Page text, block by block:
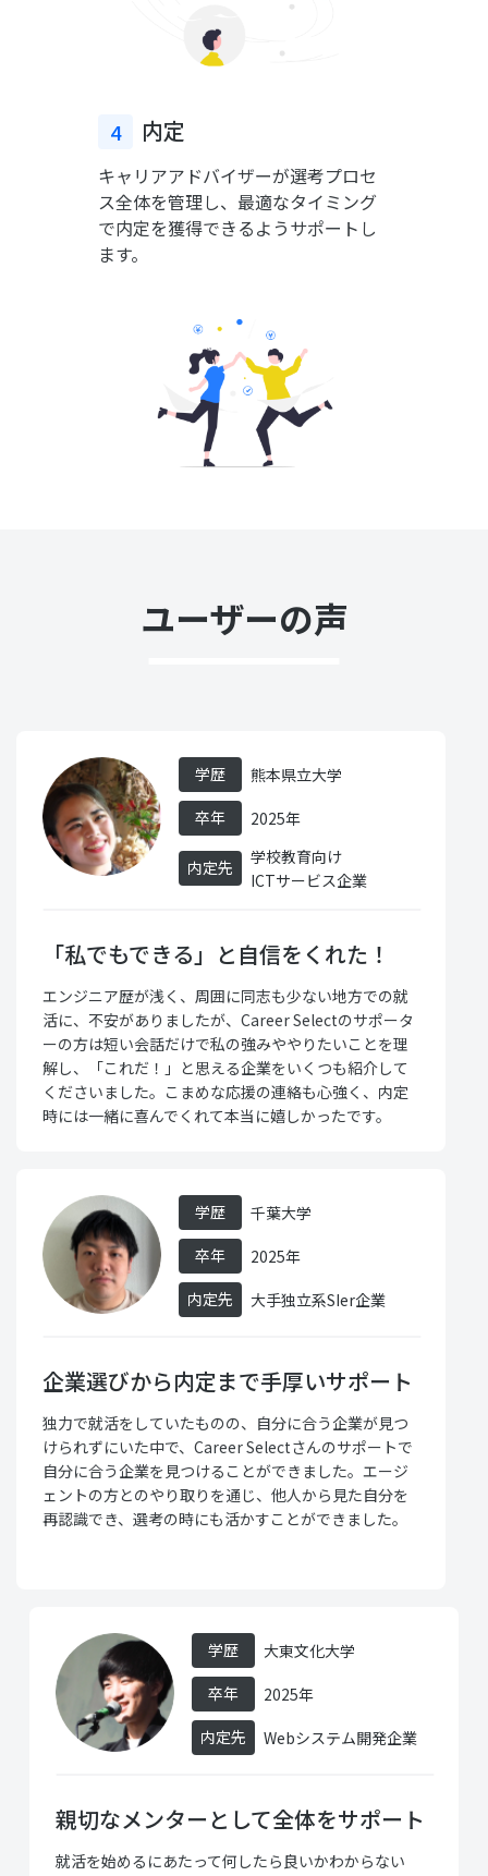
4 内定
キャリアアドバイザーが選考プロセ
ス全体を管理し、最適なタイミング
で内定を獲得できるようサポートし
ます。
ユーザーの声
学歴
熊本県立大学
卒年
2025年
内定先
学校教育向け
ICTサービス企業
「私でもできる」と自信をくれた！
エンジニア歴が浅く、周囲に同志も少ない地方での就
活に、不安がありましたが、Career Selectのサポータ
ーの方は短い会話だけで私の強みややりたいことを理
解し、「これだ！」と思える企業をいくつも紹介して
くださいました。こまめな応援の連絡も心強く、内定
時には一緒に喜んでくれて本当に嬉しかったです。
学歴
千葉大学
卒年
2025年
内定先
大手独立系SIer企業
企業選びから内定まで手厚いサポート
独力で就活をしていたものの、自分に合う企業が見つ
けられずにいた中で、Career Selectさんのサポートで
自分に合う企業を見つけることができました。エージ
ェントの方とのやり取りを通じ、他人から見た自分を
再認識でき、選考の時にも活かすことができました。
学歴
大東文化大学
卒年
2025年
内定先
Webシステム開発企業
親切なメンターとして全体をサポート
就活を始めるにあたって何したら良いかわからない